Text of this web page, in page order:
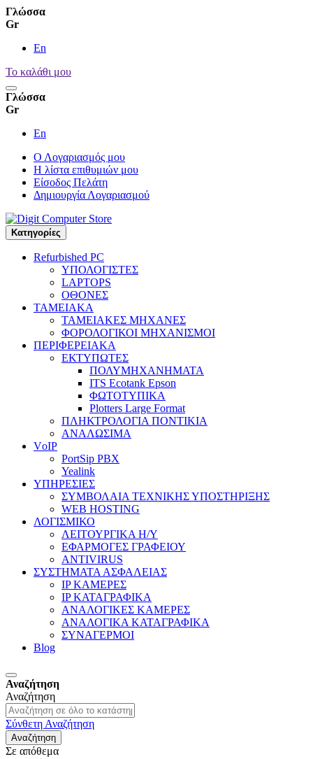
Γλώσσα
Gr
En
Το καλάθι μου
Γλώσσα
Gr
En
Ο Λογαριασμός μου
Η λίστα επιθυμιών μου
Είσοδος Πελάτη
Δημιουργία Λογαριασμού
Kατηγορίες
Refurbished PC
ΥΠΟΛΟΓΙΣΤΕΣ
LAPTOPS
ΟΘΟΝΕΣ
ΤΑΜΕΙΑΚΑ
ΤΑΜΕΙΑΚΕΣ ΜΗΧΑΝΕΣ
ΦΟΡΟΛΟΓΙΚΟΙ ΜΗΧΑΝΙΣΜΟΙ
ΠΕΡΙΦΕΡΕΙΑΚΑ
ΕΚΤΥΠΩΤΕΣ
ΠΟΛΥΜΗΧΑΝΗΜΑΤΑ
ITS Ecotank Epson
ΦΩΤΟΤΥΠΙΚΑ
Plotters Large Format
ΠΛΗΚΤΡΟΛΟΓΙΑ ΠΟΝΤΙΚΙΑ
ΑΝΑΛΩΣΙΜΑ
VοIP
PortSip PBX
Yealink
ΥΠΗΡΕΣΙΕΣ
ΣΥΜΒΟΛΑΙΑ ΤΕΧΝΙΚΗΣ ΥΠΟΣΤΗΡΙΞΗΣ
WEB HOSTING
ΛΟΓΙΣΜΙΚΟ
ΛΕΙΤΟΥΡΓΙΚΑ Η/Υ
ΕΦΑΡΜΟΓΕΣ ΓΡΑΦΕΙΟΥ
ANTIVIRUS
ΣΥΣΤΗΜΑΤΑ ΑΣΦΑΛΕΙΑΣ
IP ΚΑΜΕΡΕΣ
IP ΚΑΤΑΓΡΑΦΙΚΑ
ΑΝΑΛΟΓΙΚΕΣ ΚΑΜΕΡΕΣ
ΑΝΑΛΟΓΙΚΑ ΚΑΤΑΓΡΑΦΙΚΑ
ΣΥΝΑΓΕΡΜΟΙ
Blog
Αναζήτηση
Αναζήτηση
Σύνθετη Αναζήτηση
Αναζήτηση
Σε απόθεμα